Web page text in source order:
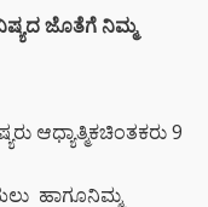
ಜೊತೆಗೆ ನಿಮ್ಮ
ಆಧ್ಯಾತ್ಮಿಕಚಿಂತಕರು 9
ಹಾಗೂನಿಮ್ಮ